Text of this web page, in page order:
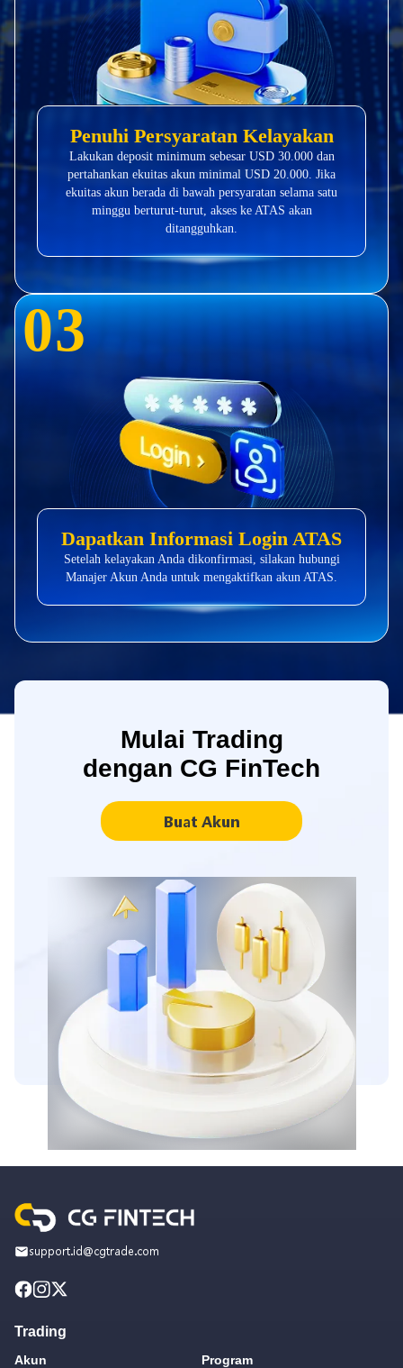
Penuhi Persyaratan Kelayakan
Lakukan deposit minimum sebesar USD 30.000 dan
pertahankan ekuitas akun minimal USD 20.000. Jika
ekuitas akun berada di bawah persyaratan selama satu
minggu berturut-turut, akses ke ATAS akan
ditangguhkan.
03
Dapatkan Informasi Login ATAS
Setelah kelayakan Anda dikonfirmasi, silakan hubungi
Manajer Akun Anda untuk mengaktifkan akun ATAS.
Mulai Trading
dengan CG FinTech
Buat Akun
support.id@cgtrade.com
Trading
Akun Program